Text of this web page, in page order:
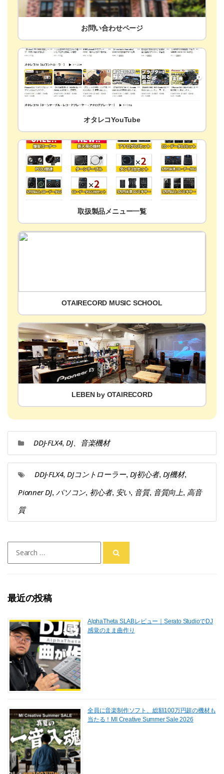
お問い合わせページ
オタレコYouTube
取扱製品メニュー一覧
OTAIRECORD MUSIC SCHOOL
LEBEN by OTAIRECORD
DDJ-FLX4, DJ、音楽機材
DDJ-FLX4, DJコントローラー, DJ初心者, DJ機材,
Pionner DJ, パソコン, 初心者, 安い, 音質, 音質向上, 高音
質
for:
最近の投稿
AlphaTheta SLABレビュー｜Serato StudioでDJ
感覚のまま曲作り
全員に音楽制作ソフト、総額100万円超の機材も
当たる！MI Creative Summer Sale 2026